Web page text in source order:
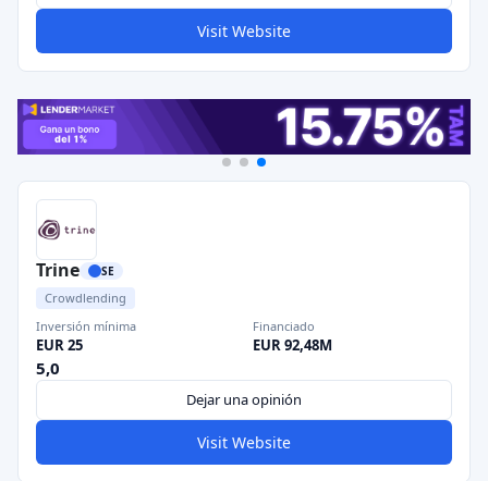
Visit Website
Trine SE
Crowdlending
Inversión mínima
EUR 25
Financiado
EUR 92,48M
5,0
Dejar una opinión
Visit Website